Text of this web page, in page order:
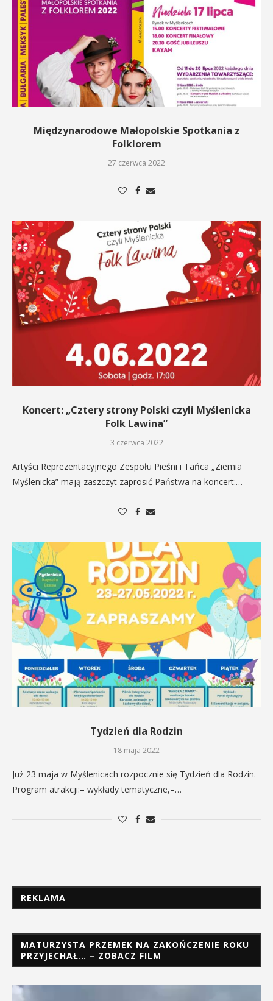
Międzynarodowe Małopolskie Spotkania z
Folklorem
27 czerwca 2022
Koncert: „Cztery strony Polski czyli Myślenicka
Folk Lawina”
3 czerwca 2022
Artyści Reprezentacyjnego Zespołu Pieśni i Tańca „Ziemia
Myślenicka” mają zaszczyt zaprosić Państwa na koncert:…
Tydzień dla Rodzin
18 maja 2022
Już 23 maja w Myślenicach rozpocznie się Tydzień dla Rodzin.
Program atrakcji:– wykłady tematyczne,–…
REKLAMA
MATURZYSTA PRZEMEK NA ZAKOŃCZENIE ROKU
PRZYJECHAŁ… – ZOBACZ FILM
Odtwarzacz